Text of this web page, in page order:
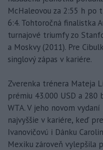
McHaleovou za 2:55 h po
6:4. Tohtoročná finalistka
turnajové triumfy zo
a Moskvy (2011). Pre
singlový zápas v kariére.
Zverenka trénera Mateja
prémiu 43.000 USD a
WTA. V jeho novom
najvyššie v kariére, keď
Ivanovičovú i Dánku
Mexiku zároveň vylepšila